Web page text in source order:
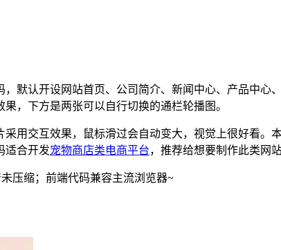
默认开设网站首页、公司简介、新闻中心、产品中心
，下方是两张可以自行切换的通栏轮播图。
用交互效果，鼠标滑过会自动变大，视觉上很好看
适合开发宠物商店类电商平台，推荐给想要制作此类网
压缩；前端代码兼容主流浏览器~